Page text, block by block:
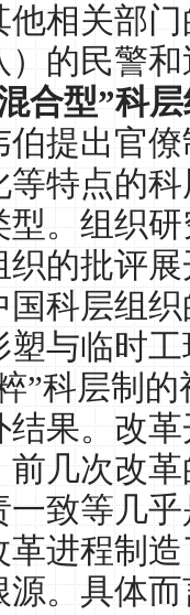
他相关部
）的民警
合型”科
出官僚
等特点的
型。组织
织的批评
国科层组
塑与临时
”科层制的
结果。改
前几次改
一致等几
革进程制造
源。具体